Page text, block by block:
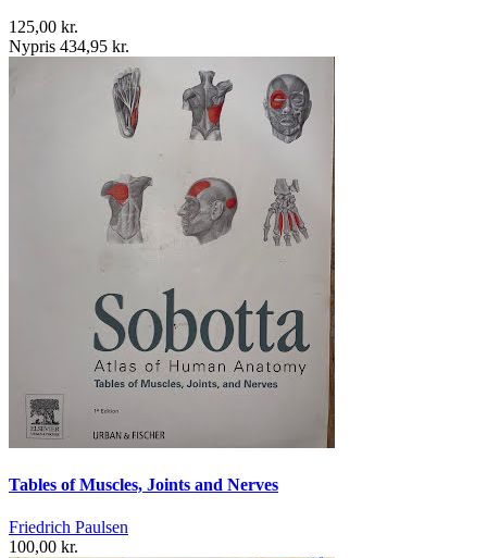
125,00 kr.
Nypris 434,95 kr.
Tables of Muscles, Joints and Nerves
Friedrich Paulsen
100,00 kr.